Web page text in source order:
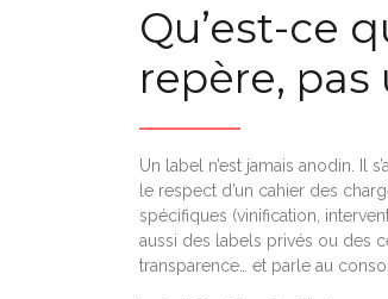
Qu’est-ce
repère,
Un label n’est jamais anodin. Il
le respect d’un cahier des
spécifiques (vinification,
aussi des labels privés ou des
transparence… et parle au